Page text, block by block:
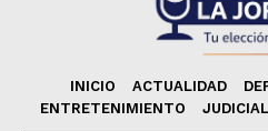
INICIO ACTUALIDAD
ENTRETENIMIENTO
JUDICIAL